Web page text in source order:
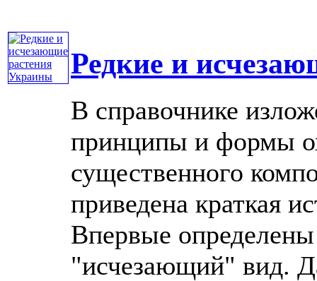
Редкие и
В справочнике
принципы и формы
существенного
приведена краткая
Впервые
"исчезающий" вид.